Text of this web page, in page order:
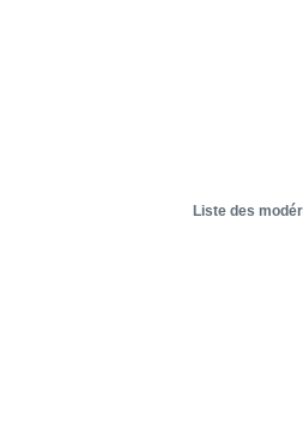
Liste des